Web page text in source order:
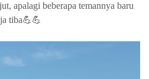
apalagi beberapa temannya baru
tiba💪💪